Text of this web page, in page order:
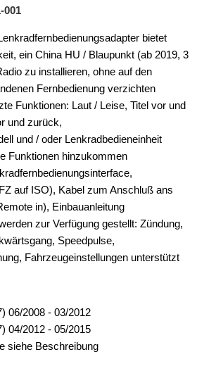
001
bietet
ein China HU / Blaupunkt (ab 2019, 3
zu installieren, ohne auf den
Fernbedienung verzichten
Funktionen: Laut / Leise, Titel vor und
und zurück,
und / oder Lenkradbedieneinheit
Funktionen hinzukommen
auf ISO), Kabel zum Anschluß ans
in), Einbauanleitung
zur Verfügung gestellt: Zündung,
Speedpulse,
Fahrzeugeinstellungen unterstützt
06/2008 - 03/2012
04/2012 - 05/2015
siehe Beschreibung